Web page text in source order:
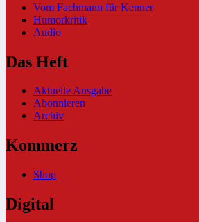
Vom Fachmann für Kenner
Humorkritik
Audio
Das Heft
Aktuelle Ausgabe
Abonnieren
Archiv
Kommerz
Shop
Digital